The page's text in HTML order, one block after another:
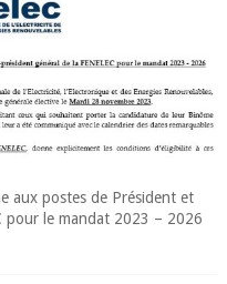
aux postes de Président et
pour le mandat 2023 – 2026